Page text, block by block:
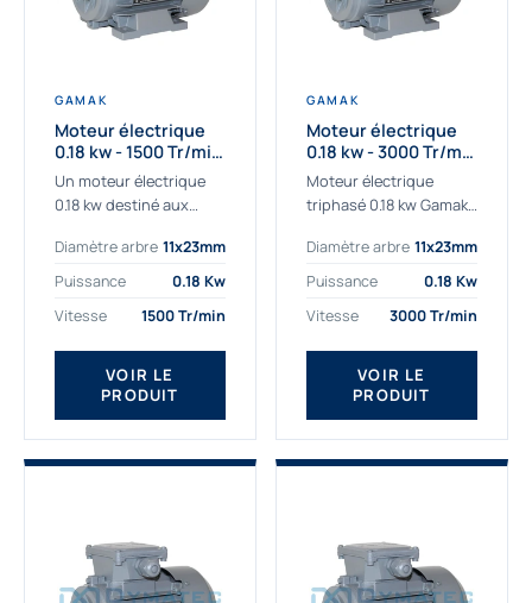
GAMAK
Moteur électrique
0.18 kw - 1500 Tr/min
- 230/400V - IE2
Un moteur électrique
0.18 kw destiné aux
exigeantes. Fort de
nombreuses années
détermination et la
fourniture...
Diamètre arbre 11x23mm
Puissance
0.18 Kw
Vitesse
1500 Tr/min
VOIR LE
PRODUIT
GAMAK
Moteur électrique
0.18 kw - 3000 Tr/min
- 230/400V - IE2
Moteur électrique
triphasé 0.18 kw Gamak,
professionnelle
indispensable à vos
Fournisseur Français
des moteurs
électriques Gamak,
nous proposons
exclusivement des...
Diamètre arbre 11x23mm
Puissance
0.18 Kw
Vitesse
3000 Tr/min
VOIR LE
PRODUIT